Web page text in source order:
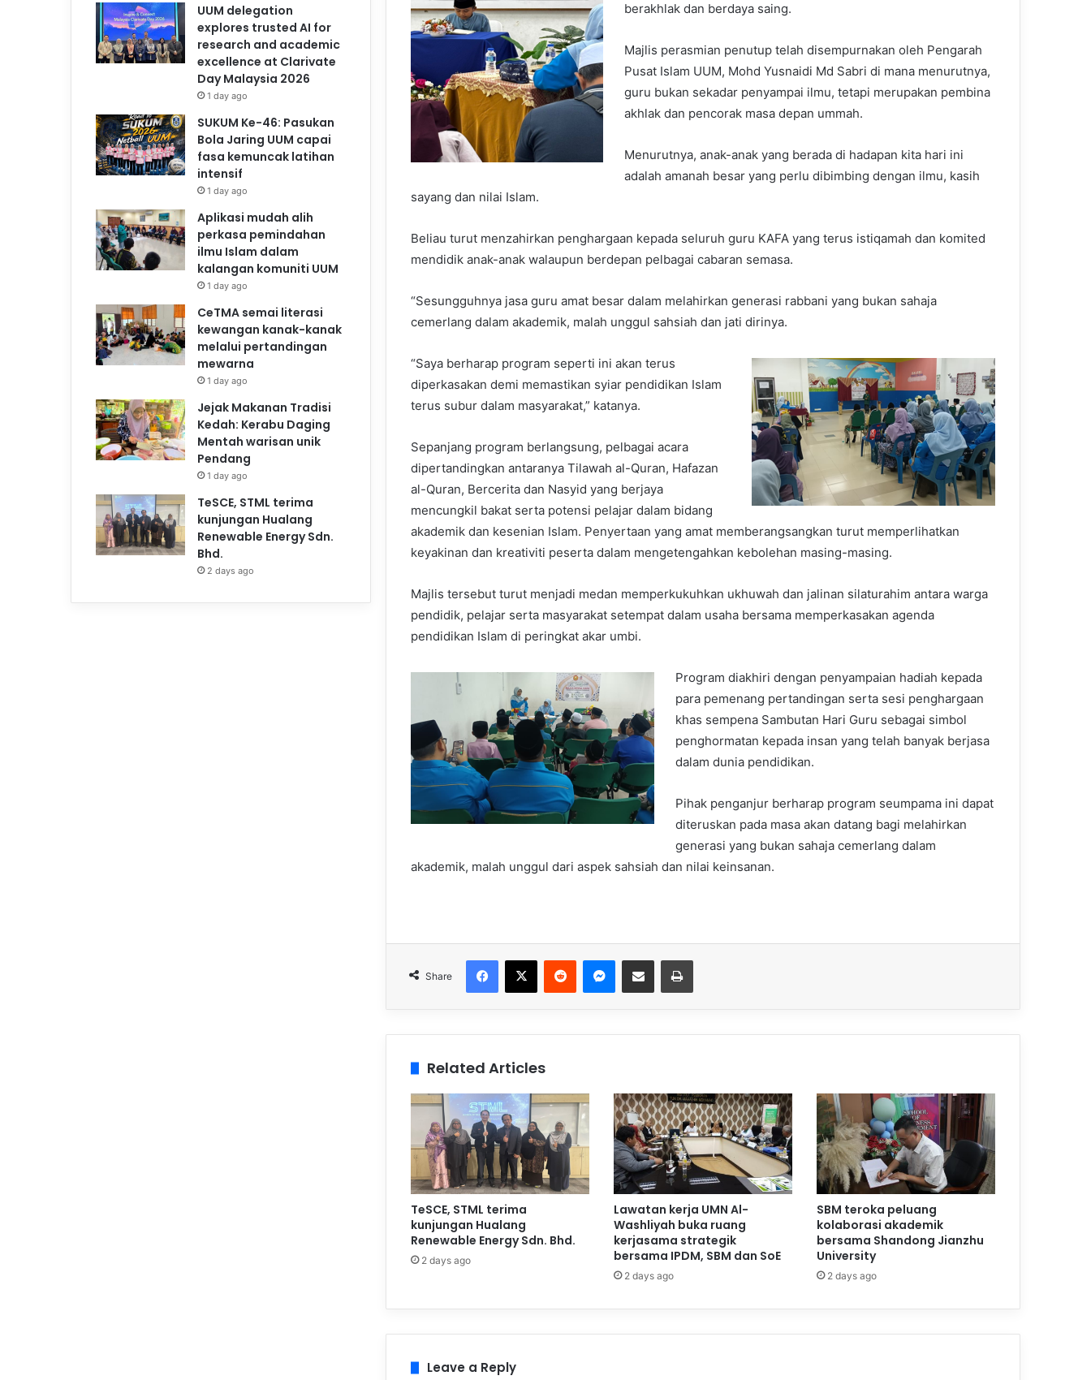
berakhlak dan berdaya saing.
Majlis perasmian penutup telah disempurnakan oleh Pengarah
Pusat Islam UUM, Mohd Yusnaidi Md Sabri di mana menurutnya,
guru bukan sekadar penyampai ilmu, tetapi merupakan pembina
akhlak dan pencorak masa depan ummah.
Menurutnya, anak-anak yang berada di hadapan kita hari ini
adalah amanah besar yang perlu dibimbing dengan ilmu, kasih
sayang dan nilai Islam.
Beliau turut menzahirkan penghargaan kepada seluruh guru KAFA yang terus istiqamah dan komited
mendidik anak-anak walaupun berdepan pelbagai cabaran semasa.
“Sesungguhnya jasa guru amat besar dalam melahirkan generasi rabbani yang bukan sahaja
cemerlang dalam akademik, malah unggul sahsiah dan jati dirinya.
“Saya berharap program seperti ini akan terus
diperkasakan demi memastikan syiar pendidikan Islam
terus subur dalam masyarakat,” katanya.
Sepanjang program berlangsung, pelbagai acara
dipertandingkan antaranya Tilawah al-Quran, Hafazan
al-Quran, Bercerita dan Nasyid yang berjaya
mencungkil bakat serta potensi pelajar dalam bidang
akademik dan kesenian Islam. Penyertaan yang amat memberangsangkan turut memperlihatkan
keyakinan dan kreativiti peserta dalam mengetengahkan kebolehan masing-masing.
Majlis tersebut turut menjadi medan memperkukuhkan ukhuwah dan jalinan silaturahim antara warga
pendidik, pelajar serta masyarakat setempat dalam usaha bersama memperkasakan agenda
pendidikan Islam di peringkat akar umbi.
Program diakhiri dengan penyampaian hadiah kepada
para pemenang pertandingan serta sesi penghargaan
khas sempena Sambutan Hari Guru sebagai simbol
penghormatan kepada insan yang telah banyak berjasa
dalam dunia pendidikan.
Pihak penganjur berharap program seumpama ini dapat
diteruskan pada masa akan datang bagi melahirkan
generasi yang bukan sahaja cemerlang dalam
akademik, malah unggul dari aspek sahsiah dan nilai keinsanan.
Share
Related Articles
TeSCE, STML terima
kunjungan Hualang
Renewable Energy Sdn. Bhd.
2 days ago
Lawatan kerja UMN Al-
Washliyah buka ruang
kerjasama strategik
bersama IPDM, SBM dan SoE
2 days ago
SBM teroka peluang
kolaborasi akademik
bersama Shandong Jianzhu
University
2 days ago
Leave a Reply
UUM delegation
explores trusted AI for
research and academic
excellence at Clarivate
Day Malaysia 2026
1 day ago
SUKUM Ke-46: Pasukan
Bola Jaring UUM capai
fasa kemuncak latihan
intensif
1 day ago
Aplikasi mudah alih
perkasa pemindahan
ilmu Islam dalam
kalangan komuniti UUM
1 day ago
CeTMA semai literasi
kewangan kanak-kanak
melalui pertandingan
mewarna
1 day ago
Jejak Makanan Tradisi
Kedah: Kerabu Daging
Mentah warisan unik
Pendang
1 day ago
TeSCE, STML terima
kunjungan Hualang
Renewable Energy Sdn.
Bhd.
2 days ago